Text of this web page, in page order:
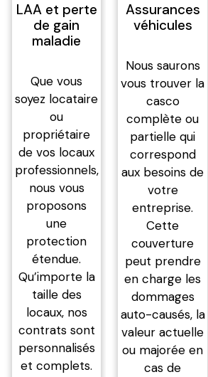
LAA et perte
de gain
maladie
Que vous
soyez locataire
ou
propriétaire
de vos locaux
professionnels,
nous vous
proposons
une
protection
étendue.
Qu’importe la
taille des
locaux, nos
contrats sont
personnalisés
et complets.
Assurances
véhicules
Nous saurons
vous trouver la
casco
complète ou
partielle qui
correspond
aux besoins de
votre
entreprise.
Cette
couverture
peut prendre
en charge les
dommages
auto-causés, la
valeur actuelle
ou majorée en
cas de